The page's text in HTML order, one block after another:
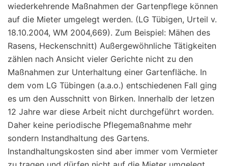
wiederkehrende Maßnahmen der Gartenpflege können
auf die Mieter umgelegt werden. (LG Tübigen, Urteil v.
18.10.2004, WM 2004,669). Zum Beispiel: Mähen des
Rasens, Heckenschnitt) Außergewöhnliche Tätigkeiten
zählen nach Ansicht vieler Gerichte nicht zu den
Maßnahmen zur Unterhaltung einer Gartenfläche. In
dem vom LG Tübingen (a.a.o.) entschiedenen Fall ging
es um den Ausschnitt von Birken. Innerhalb der letzen
12 Jahre war diese Arbeit nicht durchgeführt worden.
Daher keine periodische Pflegemaßnahme mehr
sondern Instandhaltung des Gartens.
Instandhaltungskosten sind aber immer vom Vermieter